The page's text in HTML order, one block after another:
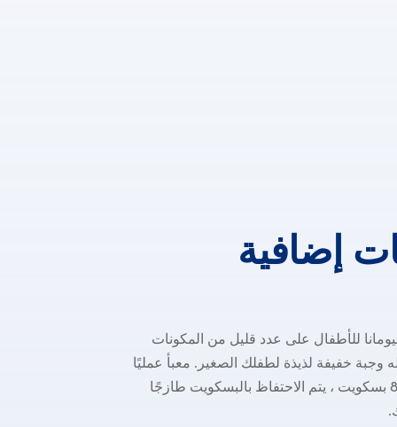
إضافية
للأطفال على عدد قليل من المكونات
وجبة خفيفة لذيذة لطفلك الصغير. معبأ عمليًا
في 4 عبوات من 8 بسكويت ، يتم الاحتفاظ بالبسكويت طازجًا